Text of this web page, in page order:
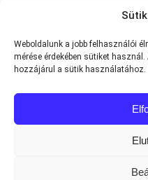
Weboldalunk a jobb felhasználói
mérése érdekében sütiket
hozzájárul a sütik használatához.
Minden jog fenntartva © 2013-